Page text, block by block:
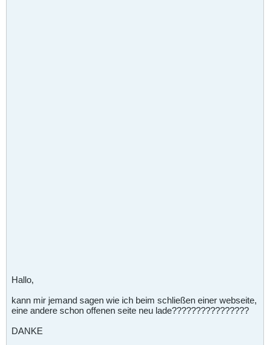
Hallo,
kann mir jemand sagen wie ich beim schließen einer webseite,
eine andere schon offenen seite neu lade????????????????
DANKE